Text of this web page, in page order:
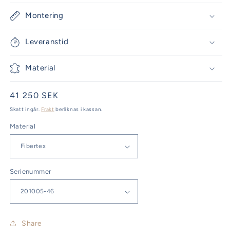
Montering
Leveranstid
Material
Ordinarie
pris
41 250 SEK
Skatt ingår. Frakt beräknas i kassan.
Material
Serienummer
Share